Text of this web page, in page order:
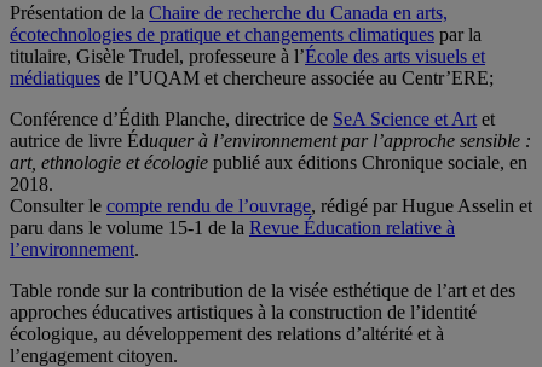
Présentation de la Chaire de recherche du Canada en arts,
écotechnologies de pratique et changements climatiques par la
titulaire, Gisèle Trudel, professeure à l’École des arts visuels et
médiatiques de l’UQAM et chercheure associée au Centr’ERE;
Conférence d’Édith Planche, directrice de SeA Science et Art et
autrice de livre Éduquer à l’environnement par l’approche sensible :
art, ethnologie et écologie publié aux éditions Chronique sociale, en
2018.
Consulter le compte rendu de l’ouvrage, rédigé par Hugue Asselin et
paru dans le volume 15-1 de la Revue Éducation relative à
l’environnement.
Table ronde sur la contribution de la visée esthétique de l’art et des
approches éducatives artistiques à la construction de l’identité
écologique, au développement des relations d’altérité et à
l’engagement citoyen.